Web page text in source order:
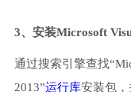
3、安装Microsoft
通过搜索引擎查找
2013”运行库安装包，